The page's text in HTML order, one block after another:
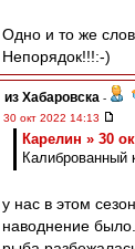
Одно и то же
Непорядок!!!:-)
из Хабаровска -
30 окт 2022 14:13
Карелин » 30
Калиброванный
у нас в этом
наводнение